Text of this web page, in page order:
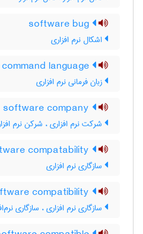
اشکال نرم افزاری
زبان فرمانی نرم افزاری
شرکت نرم افزاری ، شرکن نرم
سازگاری نرم افزاری
سازگاری نرم افزاری ، سازگاری